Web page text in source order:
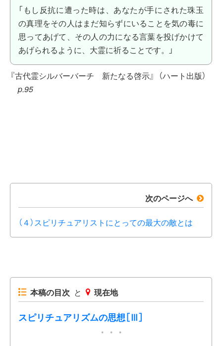
「もし反抗に遭った時は、あなたが手にされた珠玉
の真理をその人はまだ知らずにいることを気の毒に
思ってあげて、その人の力になる言葉を投げかけて
あげられるように、大霊に祈ることです。」
『古代霊シルバーバーチ 新たなる啓示』
（ハート出版）
p.95
次のページへ
（４）スピリチュアリストにとっての最大の敵とは
本稿の目次 と 現在地
スピリチュアリズムの思想［Ⅲ］